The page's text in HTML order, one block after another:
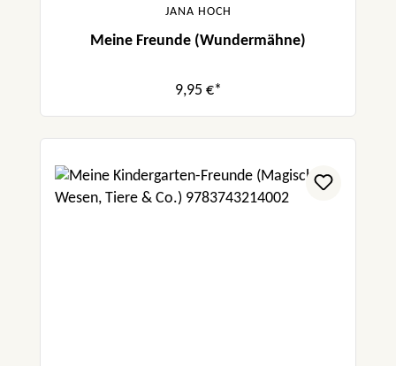
JANA HOCH
Meine Freunde (Wundermähne)
9,95 €*